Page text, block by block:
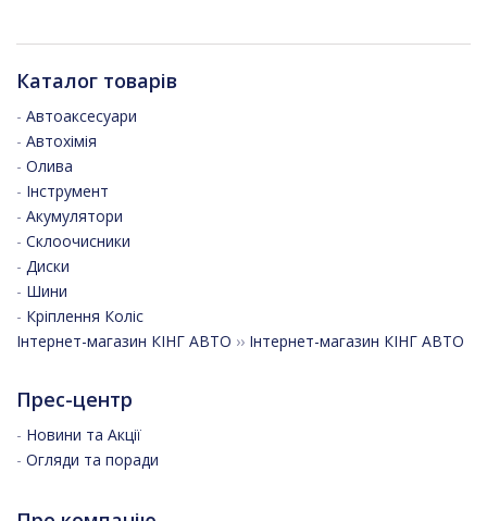
Каталог товарів
- Автоаксесуари
- Автохімія
- Олива
- Інструмент
- Акумулятори
- Склоочисники
- Диски
- Шини
- Кріплення Коліс
Інтернет-магазин КІНГ АВТО ›› Інтернет-магазин КІНГ АВТО
Прес-центр
- Новини та Акції
- Огляди та поради